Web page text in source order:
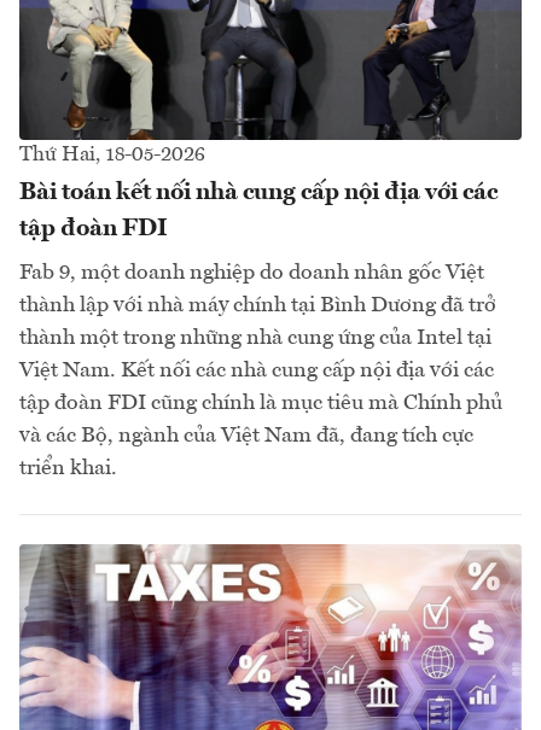
Thứ Hai, 18-05-2026
Bài toán kết nối nhà cung cấp nội địa với các
tập đoàn FDI
Fab 9, một doanh nghiệp do doanh nhân gốc Việt
thành lập với nhà máy chính tại Bình Dương đã trở
thành một trong những nhà cung ứng của Intel tại
Việt Nam. Kết nối các nhà cung cấp nội địa với các
tập đoàn FDI cũng chính là mục tiêu mà Chính phủ
và các Bộ, ngành của Việt Nam đã, đang tích cực
triển khai.